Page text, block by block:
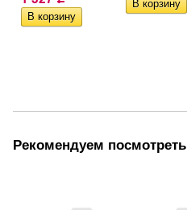
Рекомендуем посмотреть